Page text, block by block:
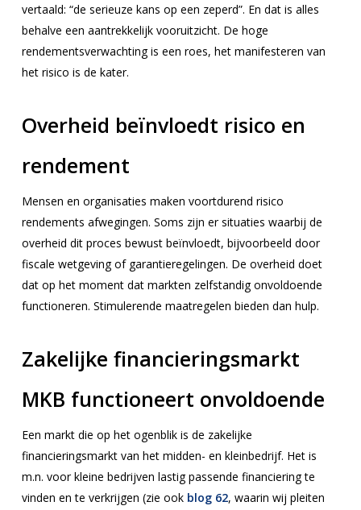
vertaald: “de serieuze kans op een zeperd”. En dat is alles
behalve een aantrekkelijk vooruitzicht. De hoge
rendementsverwachting is een roes, het manifesteren van
het risico is de kater.
Overheid beïnvloedt risico en
rendement
Mensen en organisaties maken voortdurend risico
rendements afwegingen. Soms zijn er situaties waarbij de
overheid dit proces bewust beïnvloedt, bijvoorbeeld door
fiscale wetgeving of garantieregelingen. De overheid doet
dat op het moment dat markten zelfstandig onvoldoende
functioneren. Stimulerende maatregelen bieden dan hulp.
Zakelijke financieringsmarkt
MKB functioneert onvoldoende
Een markt die op het ogenblik is de zakelijke
financieringsmarkt van het midden- en kleinbedrijf. Het is
m.n. voor kleine bedrijven lastig passende financiering te
vinden en te verkrijgen (zie ook blog 62, waarin wij pleiten